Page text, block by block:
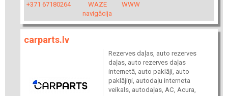
+371 67180264
WAZE
navigācija
WWW
carparts.lv
Rezerves daļas, auto rezerves
daļas, auto rezerves daļas
internetā, auto paklāji, auto
paklājiņi, autodaļu interneta
veikals, autodaļas, AC, Acura,